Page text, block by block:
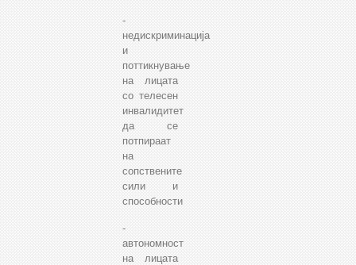
-
недискриминација
и
поттикнување
на лицата
со телесен
инвалидитет
да се
потпираат
на
сопствените
сили и
способности
-
автономност
на лицата